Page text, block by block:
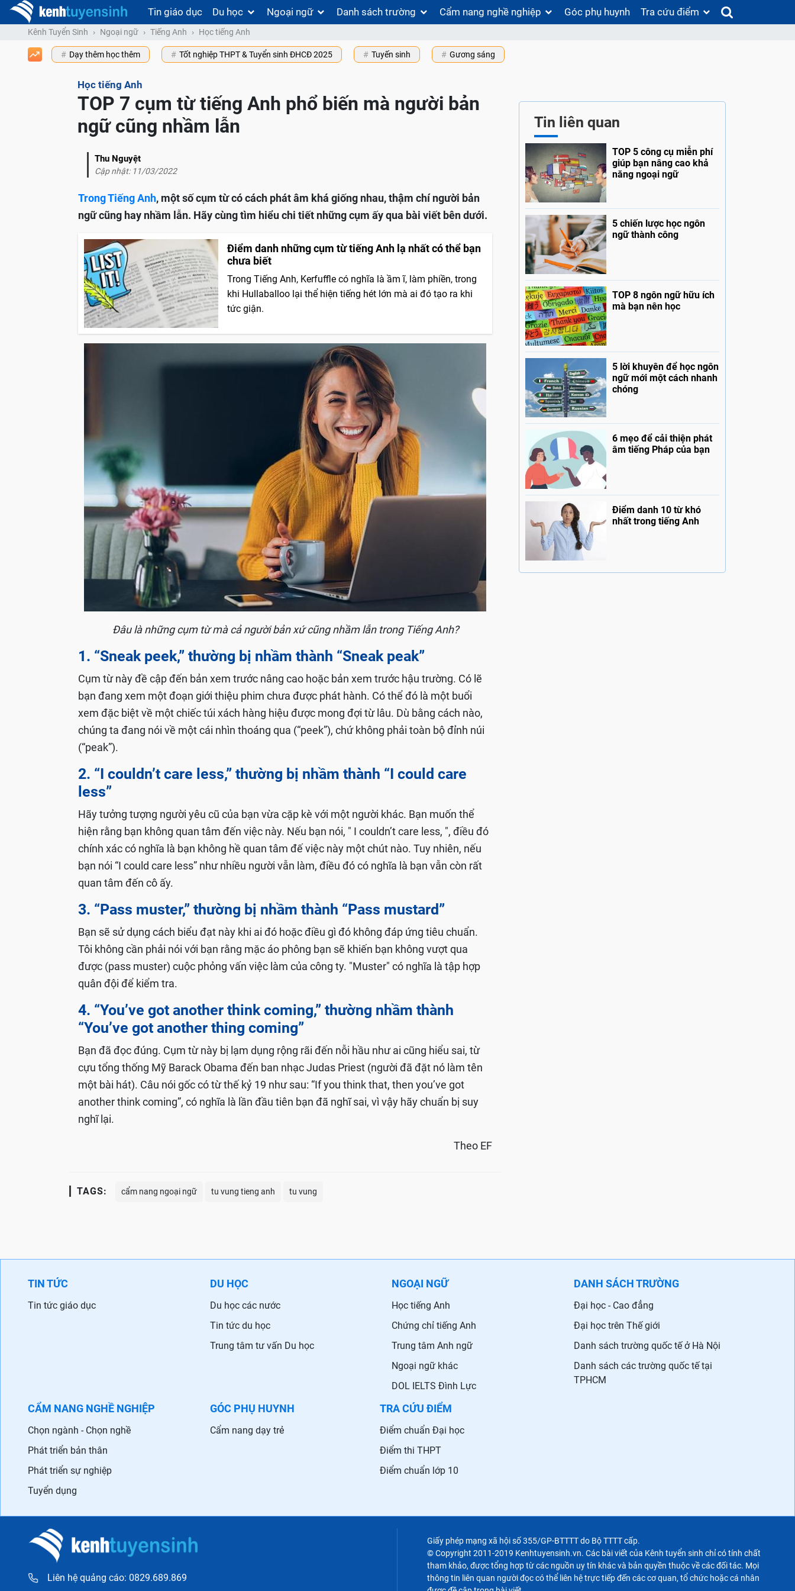
Tin giáo dục Du học Ngoại ngữ Danh sách trường Cẩm nang nghề nghiệp Góc phụ huynh Tra cứu điểm
Kênh Tuyển Sinh Ngoại ngữ Tiếng Anh Học tiếng Anh
Dạy thêm học thêm Tốt nghiệp THPT & Tuyển sinh ĐHCĐ 2025 Tuyến sinh Gương sáng
Học tiếng Anh
TOP 7 cụm từ tiếng Anh phổ biến mà người bản
ngữ cũng nhầm lẫn
Thu Nguyệt
Cập nhật: 11/03/2022
Trong Tiếng Anh, một số cụm từ có cách phát âm khá giống nhau, thậm chí người bản
ngữ cũng hay nhầm lẫn. Hãy cùng tìm hiểu chi tiết những cụm ấy qua bài viết bên dưới.
Điểm danh những cụm từ tiếng Anh lạ nhất có thể bạn
chưa biết
Trong Tiếng Anh, Kerfuffle có nghĩa là ầm ĩ, làm phiền, trong
khi Hullaballoo lại thể hiện tiếng hét lớn mà ai đó tạo ra khi
tức giận.
Đâu là những cụm từ mà cả người bản xứ cũng nhầm lẫn trong Tiếng Anh?
1. “Sneak peek,” thường bị nhầm thành “Sneak peak”
Cụm từ này đề cập đến bản xem trước nâng cao hoặc bản xem trước hậu trường. Có lẽ
bạn đang xem một đoạn giới thiệu phim chưa được phát hành. Có thể đó là một buổi
xem đặc biệt về một chiếc túi xách hàng hiệu được mong đợi từ lâu. Dù bằng cách nào,
chúng ta đang nói về một cái nhìn thoáng qua (“peek”), chứ không phải toàn bộ đỉnh núi
(“peak”).
2. “I couldn’t care less,” thường bị nhầm thành “I could care
less”
Hãy tưởng tượng người yêu cũ của bạn vừa cặp kè với một người khác. Bạn muốn thể
hiện rằng bạn không quan tâm đến việc này. Nếu bạn nói, " I couldn’t care less, ", điều đó
chính xác có nghĩa là bạn không hề quan tâm đế việc này một chút nào. Tuy nhiên, nếu
bạn nói “I could care less” như nhiều người vẫn làm, điều đó có nghĩa là bạn vẫn còn rất
quan tâm đến cô ấy.
3. “Pass muster,” thường bị nhầm thành “Pass mustard”
Bạn sẽ sử dụng cách biểu đạt này khi ai đó hoặc điều gì đó không đáp ứng tiêu chuẩn.
Tôi không cần phải nói với bạn rằng mặc áo phông bạn sẽ khiến bạn không vượt qua
được (pass muster) cuộc phỏng vấn việc làm của công ty. "Muster" có nghĩa là tập hợp
quân đội để kiểm tra.
4. “You’ve got another think coming,” thường nhầm thành
“You’ve got another thing coming”
Bạn đã đọc đúng. Cụm từ này bị lạm dụng rộng rãi đến nỗi hầu như ai cũng hiểu sai, từ
cựu tổng thống Mỹ Barack Obama đến ban nhạc Judas Priest (người đã đặt nó làm tên
một bài hát). Câu nói gốc có từ thế kỷ 19 như sau: “If you think that, then you’ve got
another think coming”, có nghĩa là lần đầu tiên bạn đã nghĩ sai, vì vậy hãy chuẩn bị suy
nghĩ lại.
Theo EF
TAGS: cẩm nang ngoại ngữ tu vung tieng anh tu vung
Tin liên quan
TOP 5 công cụ miễn phí
giúp bạn nâng cao khả
năng ngoại ngữ
5 chiến lược học ngôn
ngữ thành công
TOP 8 ngôn ngữ hữu ích
mà bạn nên học
5 lời khuyên để học ngôn
ngữ mới một cách nhanh
chóng
6 mẹo để cải thiện phát
âm tiếng Pháp của bạn
Điểm danh 10 từ khó
nhất trong tiếng Anh
TIN TỨC
Tin tức giáo dục
DU HỌC
Du học các nước
Tin tức du học
Trung tâm tư vấn Du học
NGOẠI NGỮ
Học tiếng Anh
Chứng chỉ tiếng Anh
Trung tâm Anh ngữ
Ngoại ngữ khác
DOL IELTS Đình Lực
DANH SÁCH TRƯỜNG
Đại học - Cao đẳng
Đại học trên Thế giới
Danh sách trường quốc tế ở Hà Nội
Danh sách các trường quốc tế tại
TPHCM
CẨM NANG NGHỀ NGHIỆP
Chọn ngành - Chọn nghề
Phát triển bản thân
Phát triển sự nghiệp
Tuyển dụng
GÓC PHỤ HUYNH
Cẩm nang dạy trẻ
TRA CỨU ĐIỂM
Điểm chuẩn Đại học
Điểm thi THPT
Điểm chuẩn lớp 10
Liên hệ quảng cáo: 0829.689.869
Giấy phép mạng xã hội số 355/GP-BTTTT do Bộ TTTT cấp.
© Copyright 2011-2019 Kenhtuyensinh.vn. Các bài viết của Kênh tuyển sinh chỉ có tính chất
tham khảo, được tổng hợp từ các nguồn uy tín khác và bản quyền thuộc về các đối tác. Mọi
thông tin liên quan người đọc có thể liên hệ trực tiếp đến các cơ quan, tổ chức hoặc cá nhân